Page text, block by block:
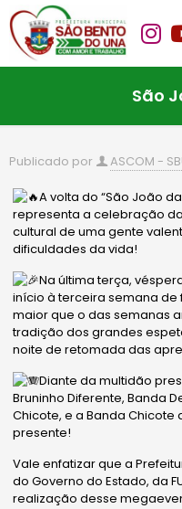
São
Publicado por ASCOM -
A volta do “São João
representa a celebração
cultural de uma gente
dificuldades da vida!
Na última terça,
início à terceira semana de
maior que o das semanas
tradição dos grandes
noite de retomada das
Diante da multidão
Bruninho Diferente, Banda
Chicote, e a Banda
presente!
Vale enfatizar que a
do Governo do Estado, da
realização desse